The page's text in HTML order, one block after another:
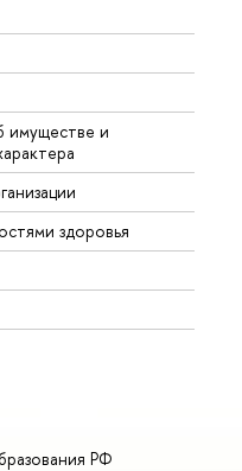
имуществе и
здоровья
РФ